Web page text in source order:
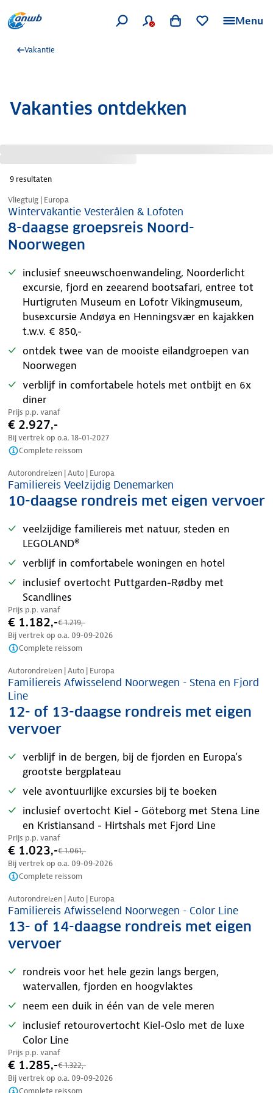
Menu
Vakantie
Vakanties ontdekken
9 resultaten
Nieuw in ons aanbod
Vliegtuig | Europa
Wintervakantie Vesterålen & Lofoten
8-daagse groepsreis Noord-
Noorwegen
inclusief sneeuwschoenwandeling, Noorderlicht
excursie, fjord en zeearend bootsafari, entree tot
Hurtigruten Museum en Lofotr Vikingmuseum,
busexcursie Andøya en Henningsvær en kajakken
t.w.v. € 850,-
ontdek twee van de mooiste eilandgroepen van
Noorwegen
verblijf in comfortabele hotels met ontbijt en 6x
diner
Prijs p.p. vanaf
€ 2.927,-
Bij vertrek op o.a. 18-01-2027
Complete reissom
Nazomer korting
Autorondreizen | Auto | Europa
Familiereis Veelzijdig Denemarken
10-daagse rondreis met eigen vervoer
veelzijdige familiereis met natuur, steden en
LEGOLAND®
verblijf in comfortabele woningen en hotel
inclusief overtocht Puttgarden-Rødby met
Scandlines
Prijs p.p. vanaf
€ 1.182,-€ 1.219,-
Bij vertrek op o.a. 09-09-2026
Complete reissom
Nazomer korting
Autorondreizen | Auto | Europa
Familiereis Afwisselend Noorwegen - Stena en Fjord
Line
12- of 13-daagse rondreis met eigen
vervoer
verblijf in de bergen, bij de fjorden en Europa’s
grootste bergplateau
vele avontuurlijke excursies bij te boeken
inclusief overtocht Kiel - Göteborg met Stena Line
en Kristiansand - Hirtshals met Fjord Line
Prijs p.p. vanaf
€ 1.023,-€ 1.061,-
Bij vertrek op o.a. 09-09-2026
Complete reissom
Nazomer korting
Autorondreizen | Auto | Europa
Familiereis Afwisselend Noorwegen - Color Line
13- of 14-daagse rondreis met eigen
vervoer
rondreis voor het hele gezin langs bergen,
watervallen, fjorden en hoogvlaktes
neem een duik in één van de vele meren
inclusief retourovertocht Kiel-Oslo met de luxe
Color Line
Prijs p.p. vanaf
€ 1.285,-€ 1.322,-
Bij vertrek op o.a. 09-09-2026
Complete reissom